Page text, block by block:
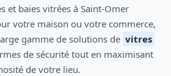
et baies vitrées à Saint-Omer
votre maison ou votre commerce,
gamme de solutions de vitres
de sécurité tout en maximisant
de votre lieu.